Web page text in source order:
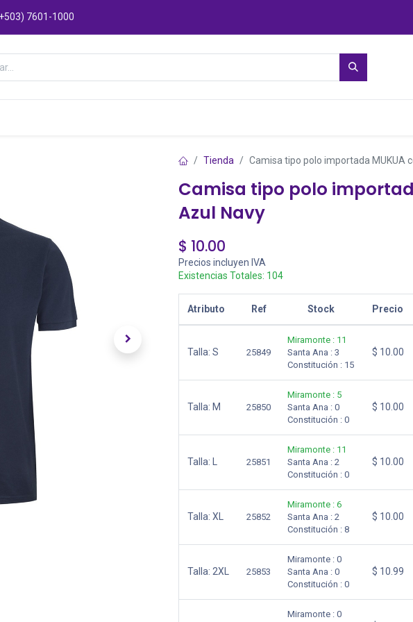
7601-1000
Tienda Camisa tipo polo importada MUKUA
Camisa tipo polo
Azul Navy
$ 10.00
Precios incluyen IVA
Existencias Totales: 104
Atributo Ref Stock Precio
Talla: S 25849
Miramonte : 11
Santa Ana : 3
Constitución : 15
$ 10.00
Talla: M 25850
Miramonte : 5
Santa Ana : 0
Constitución : 0
$ 10.00
Talla: 25851
Miramonte : 11
Santa Ana : 2
Constitución : 0
$ 10.00
Talla: XL 25852
Miramonte : 6
Santa Ana : 2
Constitución : 8
$ 10.00
Talla: 2XL 25853
Miramonte : 0
Santa Ana : 0
Constitución : 0
$ 10.99
Miramonte : 0